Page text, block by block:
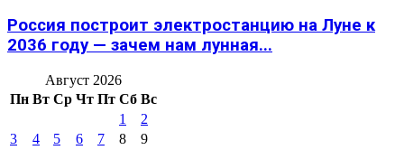
Россия построит электростанцию на Луне к
2036 году — зачем нам лунная...
Август 2026
Пн Вт Ср Чт Пт Сб Вс
1
2
3
4 5 6 7 8
9